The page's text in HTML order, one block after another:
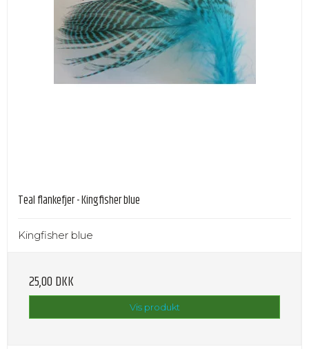
Teal flankefjer - Kingfisher blue
Kingfisher blue
25,00 DKK
Vis produkt